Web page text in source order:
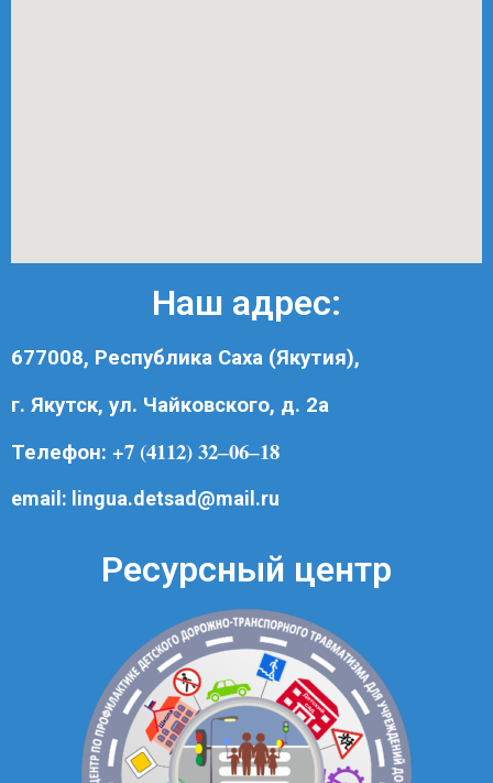
Наш адрес:
677008, Республика Саха (Якутия),
г. Якутск, ул. Чайковского, д. 2а
Телефон: +7 (4112) 32‒06‒18
email: lingua.detsad@mail.ru
Ресурсный центр